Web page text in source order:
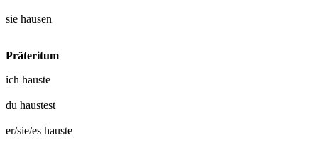
sie hausen
Präteritum
ich hauste
du haustest
er/sie/es hauste